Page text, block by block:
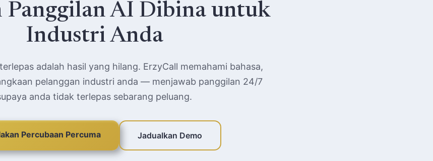
Panggilan AI Dibina untuk
Industri Anda
adalah hasil yang hilang. ErzyCall memahami bahasa,
pelanggan industri anda — menjawab panggilan 24/7
anda tidak terlepas sebarang peluang.
Percubaan Percuma Jadualkan Demo